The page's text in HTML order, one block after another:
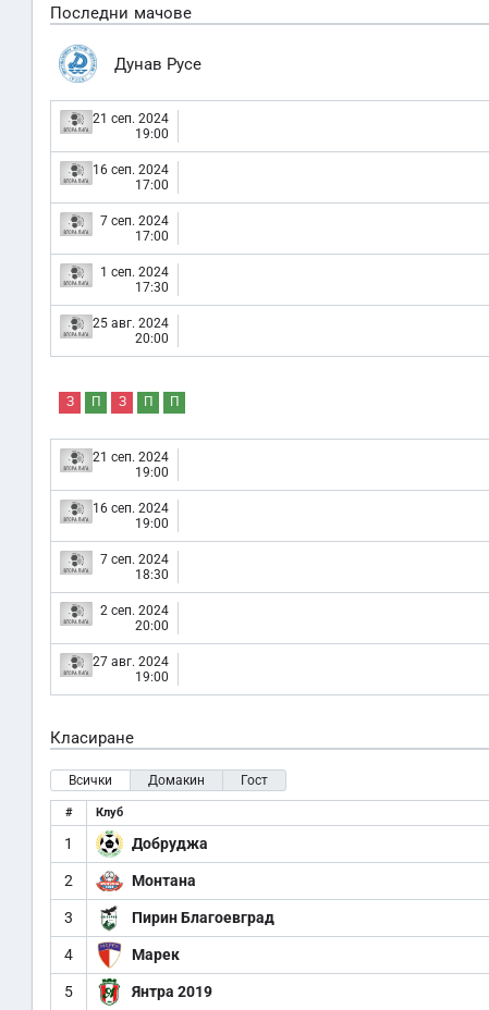
Последни мачове
Дунав Русе
21 сеп. 2024
19:00
16 сеп. 2024
17:00
7 сеп. 2024
17:00
1 сеп. 2024
17:30
25 авг. 2024
20:00
З П З П П
21 сеп. 2024
19:00
16 сеп. 2024
19:00
7 сеп. 2024
18:30
2 сеп. 2024
20:00
27 авг. 2024
19:00
Класиране
Всички Домакин Гост
# Клуб
1 Добруджа
2 Монтана
3 Пирин Благоевград
4 Марек
5 Янтра 2019